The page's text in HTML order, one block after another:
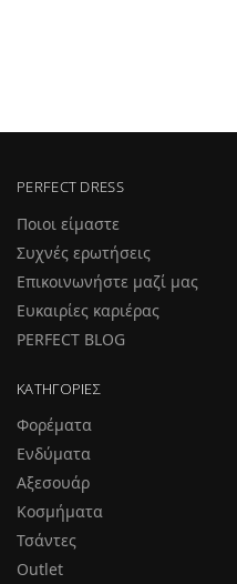
PERFECT DRESS
Ποιοι είμαστε
Συχνές ερωτήσεις
Επικοινωνήστε μαζί μας
Ευκαιρίες καριέρας
PERFECT BLOG
ΚΑΤΗΓΟΡΊΕΣ
Φορέματα
Ενδύματα
Αξεσουάρ
Κοσμήματα
Τσάντες
Outlet